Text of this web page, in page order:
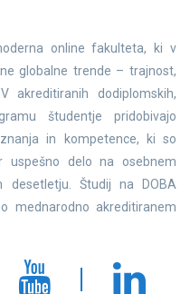
online fakulteta, ki v
globalne trende – trajnost,
akreditiranih dodiplomskih,
študentje pridobivajo
in kompetence, ki so
delo na osebnem
desetletju. Študij na DOBA
mednarodno akreditiranem